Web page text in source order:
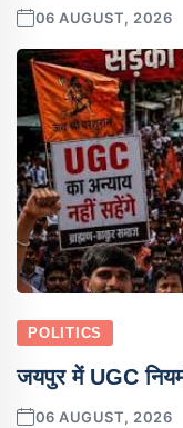
06 AUGUST, 2026
POLITICS
जयपुर में UGC
06 AUGUST, 2026